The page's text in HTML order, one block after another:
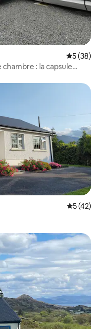
5 (38)
: la capsule
appréciés
5 (42)
appréciés